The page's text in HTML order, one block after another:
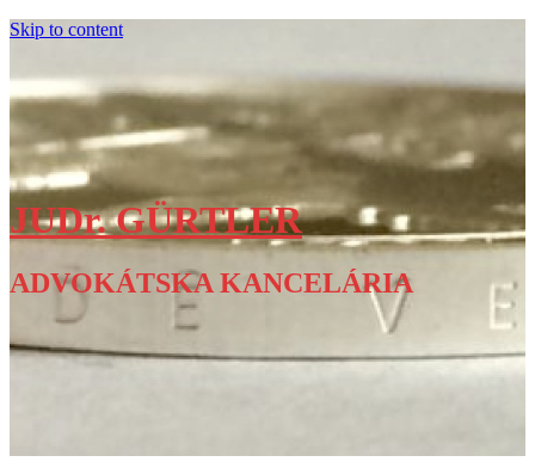
Skip to content
JUDr. GÜRTLER
ADVOKÁTSKA KANCELÁRIA